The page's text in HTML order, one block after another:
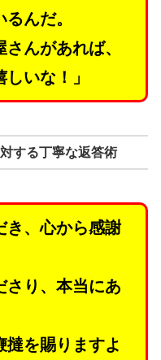
んだ。
んがあれば、
いな！」
する丁寧な返答術
き、心から感謝
さり、本当にあ
撻を賜りますよ